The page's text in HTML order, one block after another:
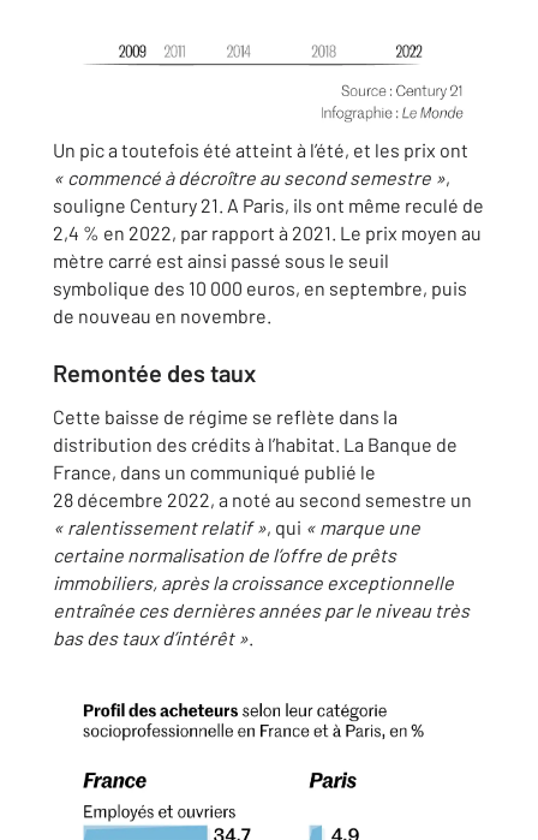
Un pic a toutefois été atteint à l’été, et les prix ont
« commencé à décroître au second semestre »,
souligne Century 21. A Paris, ils ont même reculé de
2,4 % en 2022, par rapport à 2021. Le prix moyen au
mètre carré est ainsi passé sous le seuil
symbolique des 10 000 euros, en septembre, puis
de nouveau en novembre.
Remontée des taux
Cette baisse de régime se reflète dans la
distribution des crédits à l’habitat. La Banque de
France, dans un communiqué publié le
28 décembre 2022, a noté au second semestre un
« ralentissement relatif », qui « marque une
certaine normalisation de l’offre de prêts
immobiliers, après la croissance exceptionnelle
entraînée ces dernières années par le niveau très
bas des taux d’intérêt ».